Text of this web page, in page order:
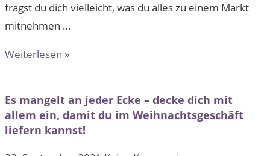
fragst du dich vielleicht, was du alles zu einem Markt
mitnehmen …
Weiterlesen »
Es mangelt an jeder Ecke – decke dich mit
allem ein, damit du im Weihnachtsgeschäft
liefern kannst!